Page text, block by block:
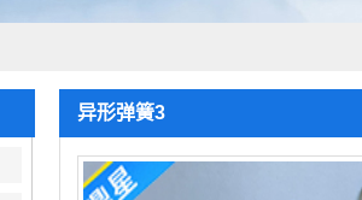
异形弹簧3